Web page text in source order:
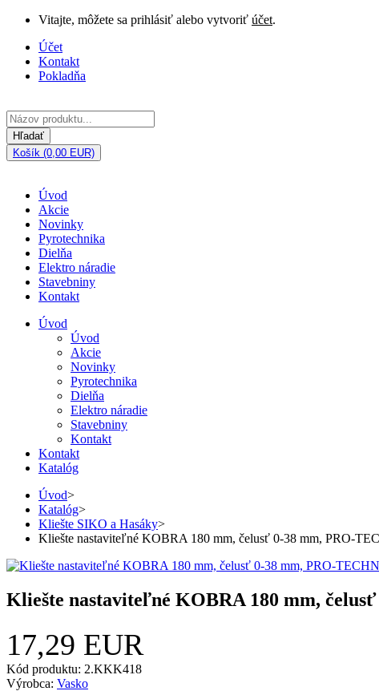
Vitajte, môžete sa prihlásiť alebo vytvoriť účet.
Účet
Kontakt
Pokladňa
Hľadať
Košík (0,00 EUR)
Úvod
Akcie
Novinky
Pyrotechnika
Dielňa
Elektro náradie
Stavebniny
Kontakt
Úvod
Úvod
Akcie
Novinky
Pyrotechnika
Dielňa
Elektro náradie
Stavebniny
Kontakt
Kontakt
Katalóg
Úvod>
Katalóg>
Kliešte SIKO a Hasáky>
Kliešte nastaviteľné KOBRA 180 mm, čelusť 0-38 mm, PRO-
Kliešte nastaviteľné KOBRA 180 mm,
17,29 EUR
Kód produktu: 2.KKK418
Výrobca: Vasko